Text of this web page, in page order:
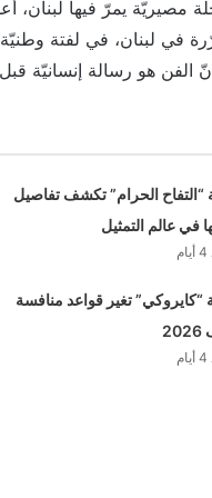
مصيريّة يمرّ فيها
في لبنان، في لفتة وطنيّة
الفن هو رسالة إنسانيّة
“التفاح الحرام” تكشف تفاصيل
في عالم التمثيل
“كايروكي” تغير قواعد منافسة